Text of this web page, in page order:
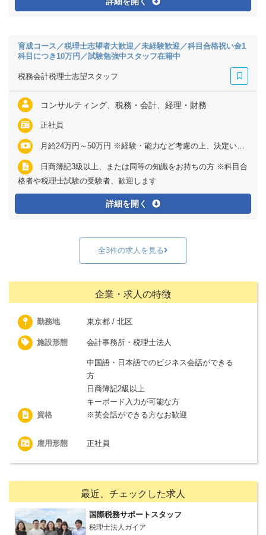
育成コース／税理士志望者大歓迎／未経験歓迎／科目合格祝い金1
科目につき10万円／試験勉強中スタッフ在籍中
税務会計税理士志望スタッフ
コンサルティング、税務・会計、経理・財務
正社員
月給24万円～50万円 ※経験・能力など考慮の上、決定いたします ※残業代は全額支給
日商簿記3級以上、または同等の知識をお持ちの方 ※科目合
格者や税理士試験の受験者、歓迎します
詳細を開く
全3件の求人を見る
企業・求人の特徴
勤務地 東京都 / 北区
施設形態 会計事務所・税理士法人
資格
中国語・日本語でのビジネス会話ができる
方
日商簿記2級以上
キーボード入力が可能な方
※英会話ができる方なお歓迎
雇用形態 正社員
最近、チェックした求人
国際税務サポートスタッフ
税理士法人ガイア